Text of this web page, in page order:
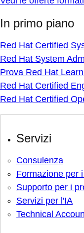
In primo piano
Red Hat Certified
Red Hat System
Prova Red Hat
Red Hat Certified
Red Hat Certified
Servizi
Consulenza
Formazione per
Supporto per i
Servizi per l'IA
Technical